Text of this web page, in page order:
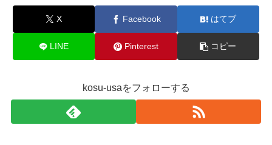
X Facebook はてブ
LINE Pinterest コピー
kosu-usaをフォローする